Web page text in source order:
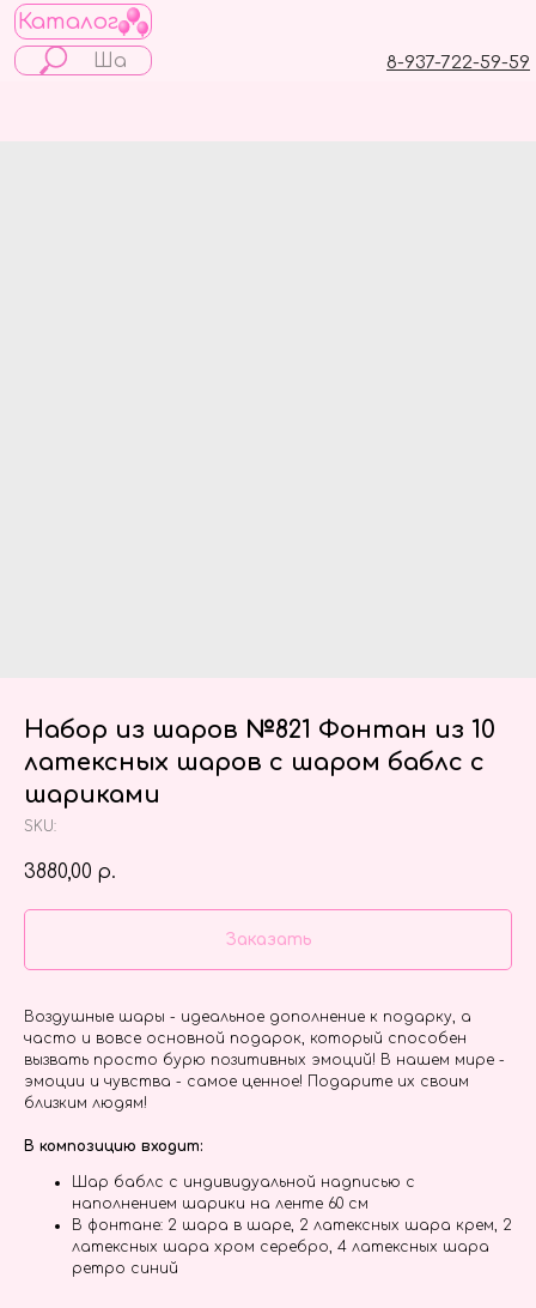
Каталог
8-937-722-59-59
Набор из шаров №821 Фонтан из 10
латексных шаров с шаром баблс с
шариками
SKU:
3880,00 р.
Заказать
Воздушные шары - идеальное дополнение к подарку, а
часто и вовсе основной подарок, который способен
вызвать просто бурю позитивных эмоций! В нашем мире -
эмоции и чувства - самое ценное! Подарите их своим
близким людям!
В композицию входит:
Шар баблс с индивидуальной надписью с
наполнением шарики на ленте 60 см
В фонтане: 2 шара в шаре, 2 латексных шара крем, 2
латексных шара хром серебро, 4 латексных шара
ретро синий